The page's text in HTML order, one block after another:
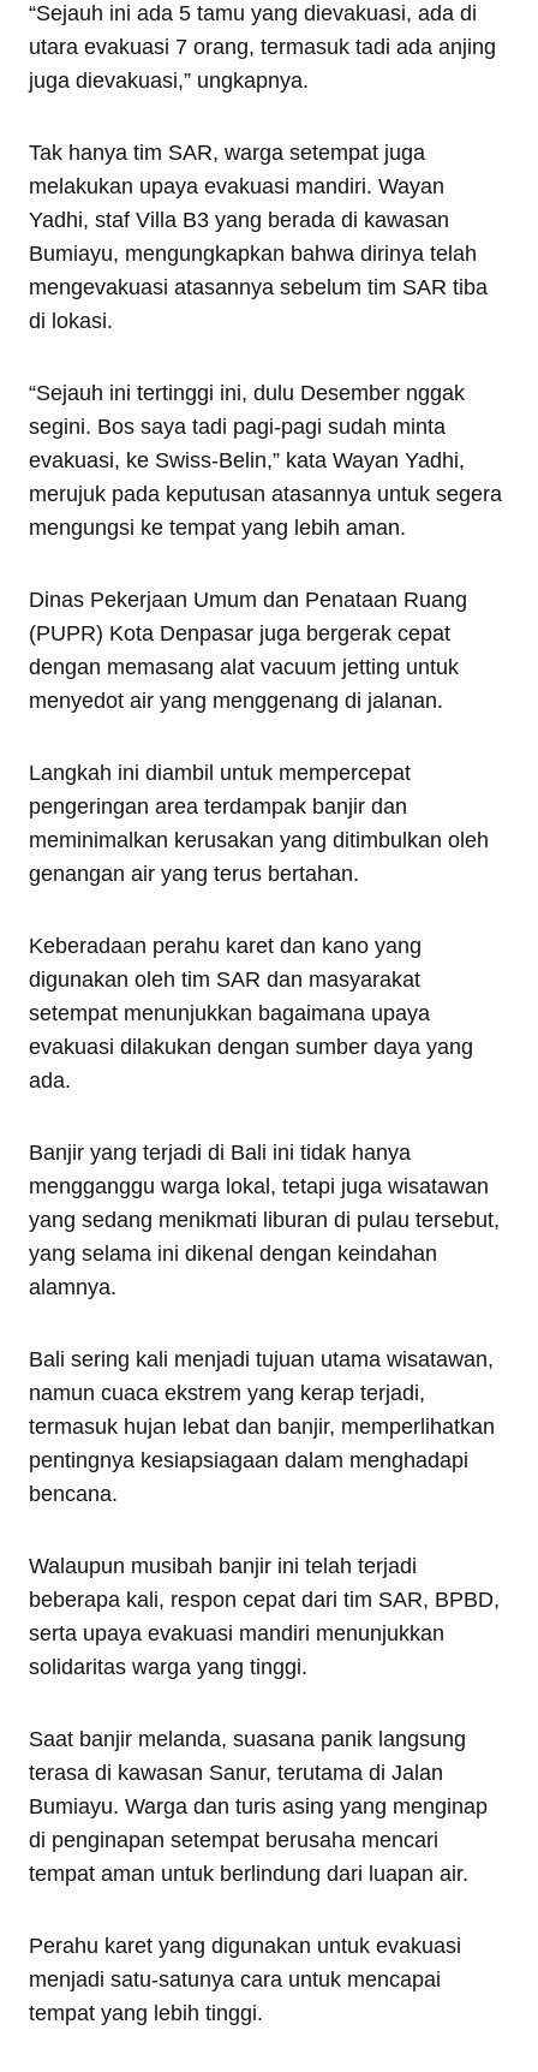
“Sejauh ini ada 5 tamu yang dievakuasi, ada di
utara evakuasi 7 orang, termasuk tadi ada anjing
juga dievakuasi,” ungkapnya.
Tak hanya tim SAR, warga setempat juga
melakukan upaya evakuasi mandiri. Wayan
Yadhi, staf Villa B3 yang berada di kawasan
Bumiayu, mengungkapkan bahwa dirinya telah
mengevakuasi atasannya sebelum tim SAR tiba
di lokasi.
“Sejauh ini tertinggi ini, dulu Desember nggak
segini. Bos saya tadi pagi-pagi sudah minta
evakuasi, ke Swiss-Belin,” kata Wayan Yadhi,
merujuk pada keputusan atasannya untuk segera
mengungsi ke tempat yang lebih aman.
Dinas Pekerjaan Umum dan Penataan Ruang
(PUPR) Kota Denpasar juga bergerak cepat
dengan memasang alat vacuum jetting untuk
menyedot air yang menggenang di jalanan.
Langkah ini diambil untuk mempercepat
pengeringan area terdampak banjir dan
meminimalkan kerusakan yang ditimbulkan oleh
genangan air yang terus bertahan.
Keberadaan perahu karet dan kano yang
digunakan oleh tim SAR dan masyarakat
setempat menunjukkan bagaimana upaya
evakuasi dilakukan dengan sumber daya yang
ada.
Banjir yang terjadi di Bali ini tidak hanya
mengganggu warga lokal, tetapi juga wisatawan
yang sedang menikmati liburan di pulau tersebut,
yang selama ini dikenal dengan keindahan
alamnya.
Bali sering kali menjadi tujuan utama wisatawan,
namun cuaca ekstrem yang kerap terjadi,
termasuk hujan lebat dan banjir, memperlihatkan
pentingnya kesiapsiagaan dalam menghadapi
bencana.
Walaupun musibah banjir ini telah terjadi
beberapa kali, respon cepat dari tim SAR, BPBD,
serta upaya evakuasi mandiri menunjukkan
solidaritas warga yang tinggi.
Saat banjir melanda, suasana panik langsung
terasa di kawasan Sanur, terutama di Jalan
Bumiayu. Warga dan turis asing yang menginap
di penginapan setempat berusaha mencari
tempat aman untuk berlindung dari luapan air.
Perahu karet yang digunakan untuk evakuasi
menjadi satu-satunya cara untuk mencapai
tempat yang lebih tinggi.